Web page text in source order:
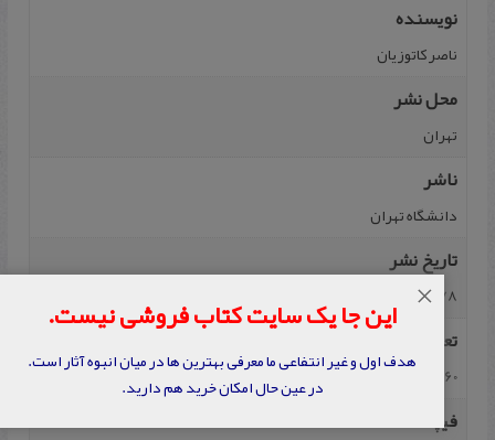
نویسنده
ناصر ک‍ات‍وزیان
محل نشر
تهران
ناشر
دانشگاه تهران
تاریخ نشر
1378
تعداد صفحه
760
فیپا
این جا یک سایت کتاب فروشی نیست.
هدف اول و غیر انتفاعی ما معرفی بهترین ها در میان انبوه آثار است.
در عین حال امکان خرید هم دارید.
×